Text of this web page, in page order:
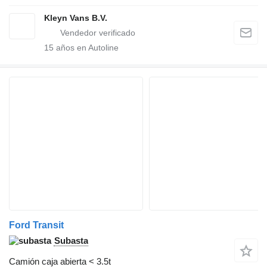
Kleyn Vans B.V.
15 años en Autoline
Ford Transit
Subasta
Camión caja abierta < 3.5t